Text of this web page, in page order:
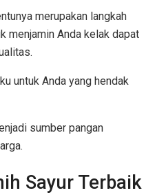
merupakan langkah
menjamin Anda kelak dapat
untuk Anda yang hendak
sumber pangan
Sayur Terbaik